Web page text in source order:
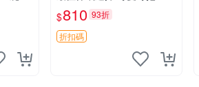
收藏
毛
毛玩具 安撫熊 嬰兒用
$810 93折
折扣碼